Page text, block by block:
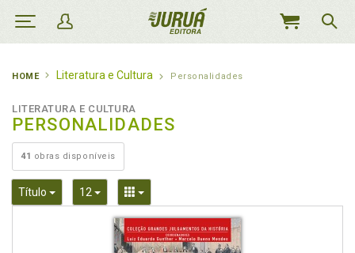
MEU
HOME Literatura e Cultura Personalidades
LITERATURA E CULTURA
PERSONALIDADES
41 obras disponíveis
Título Toggle Dropdown
12 Toggle DropdownToggle Dropdown